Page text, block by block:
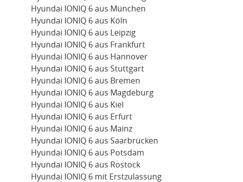
Hyundai IONIQ 6 aus München
Hyundai IONIQ 6 aus Köln
Hyundai IONIQ 6 aus Leipzig
Hyundai IONIQ 6 aus Frankfurt
Hyundai IONIQ 6 aus Hannover
Hyundai IONIQ 6 aus Stuttgart
Hyundai IONIQ 6 aus Bremen
Hyundai IONIQ 6 aus Magdeburg
Hyundai IONIQ 6 aus Kiel
Hyundai IONIQ 6 aus Erfurt
Hyundai IONIQ 6 aus Mainz
Hyundai IONIQ 6 aus Saarbrücken
Hyundai IONIQ 6 aus Potsdam
Hyundai IONIQ 6 aus Rostock
Hyundai IONIQ 6 mit Erstzulassung